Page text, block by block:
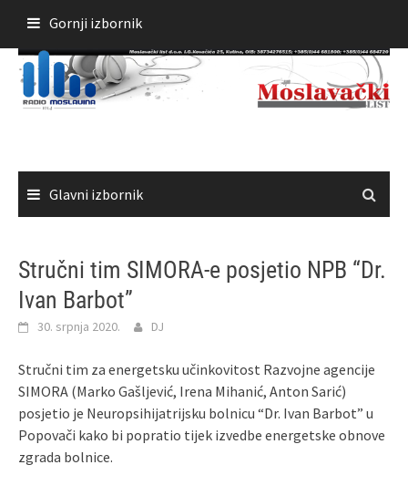
sadržaja
Gornji izbornik
Glavni izbornik
Stručni tim SIMORA-e posjetio NPB “Dr.
Ivan Barbot”
30. srpnja 2020. DJ
Stručni tim za energetsku učinkovitost Razvojne agencije
SIMORA (Marko Gašljević, Irena Mihanić, Anton Sarić)
posjetio je Neuropsihijatrijsku bolnicu “Dr. Ivan Barbot” u
Popovači kako bi popratio tijek izvedbe energetske obnove
zgrada bolnice.